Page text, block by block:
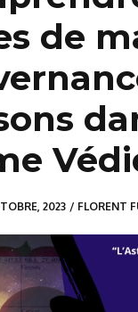
de
2023 / FLORENT